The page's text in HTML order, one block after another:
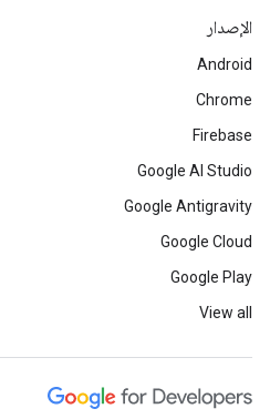
الإصدار
Android
Chrome
Firebase
Google AI Studio
Google Antigravity
Google Cloud
Google Play
View all